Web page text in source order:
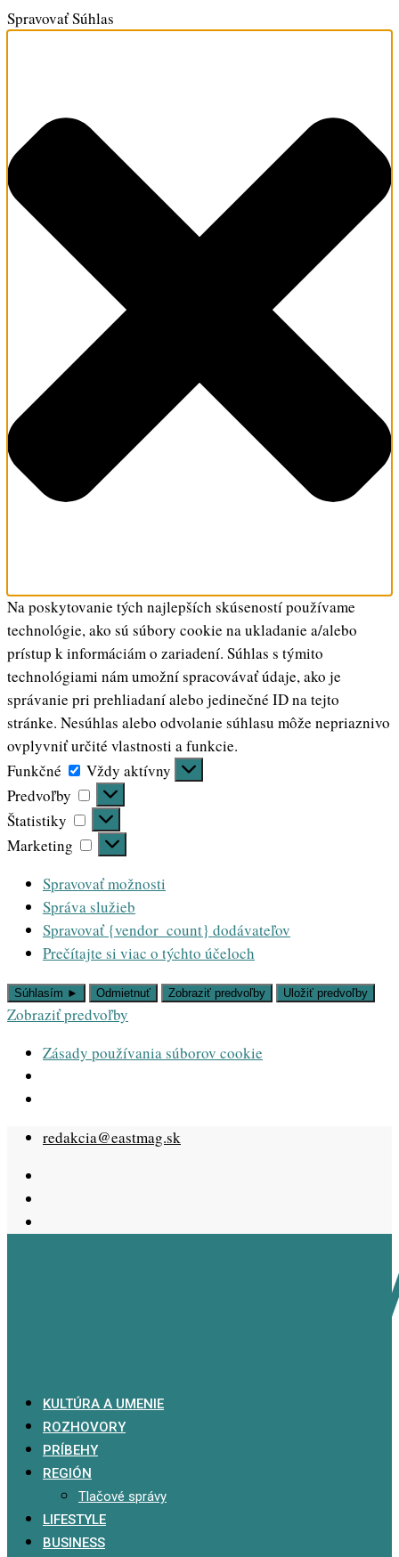
Spravovať Súhlas
Na poskytovanie tých najlepších skúseností používame
technológie, ako sú súbory cookie na ukladanie a/alebo
prístup k informáciám o zariadení. Súhlas s týmito
technológiami nám umožní spracovávať údaje, ako je
správanie pri prehliadaní alebo jedinečné ID na tejto
stránke. Nesúhlas alebo odvolanie súhlasu môže nepriaznivo
ovplyvniť určité vlastnosti a funkcie.
Funkčné
Funkčné
Vždy aktívny
Predvoľby
Predvoľby
Štatistiky
Štatistiky
Marketing
Marketing
Spravovať možnosti
Správa služieb
Spravovať {vendor_count} dodávateľov
Prečítajte si viac o týchto účeloch
Súhlasím ► Odmietnuť Zobraziť predvoľby Uložiť predvoľby
Zobraziť predvoľby
Zásady používania súborov cookie
Skip
content
redakcia@eastmag.sk
KULTÚRA A UMENIE
ROZHOVORY
PRÍBEHY
REGIÓN
Tlačové správy
LIFESTYLE
BUSINESS